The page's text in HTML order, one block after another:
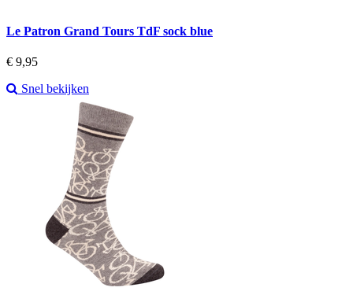
Le Patron Grand Tours TdF sock blue
Prijs
€ 9,95
Snel bekijken